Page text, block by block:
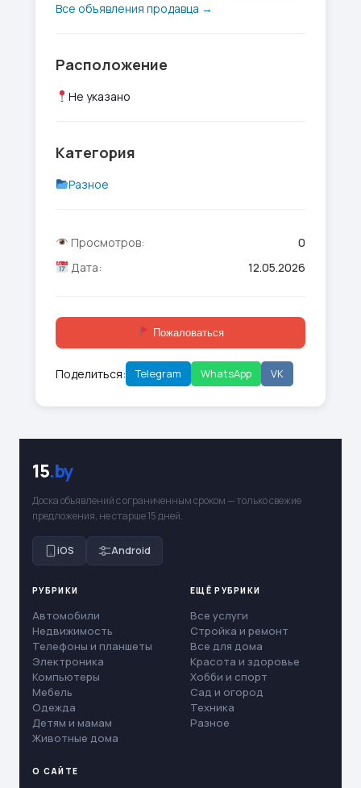
Все объявления продавца →
Расположение
Не указано
Категория
Разное
Просмотров:
0
Дата:
12.05.2026
Пожаловаться
Поделиться: Telegram WhatsApp VK
15.by
Доска объявлений с ограниченным сроком — только свежие
предложения, не старше 15 дней.
iOS Android
РУБРИКИ
Автомобили
Недвижимость
Телефоны и планшеты
Электроника
Компьютеры
Мебель
Одежда
Детям и мамам
Животные дома
ЕЩЁ РУБРИКИ
Все услуги
Стройка и ремонт
Все для дома
Красота и здоровье
Хобби и спорт
Сад и огород
Техника
Разное
О САЙТЕ